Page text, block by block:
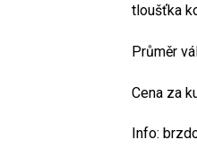
tloušťka
Průměr
Cena za
Info: